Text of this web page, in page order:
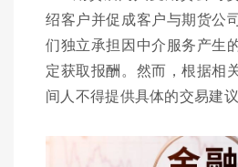
绍客户并促成客户与期货公
们独立承担因中介服务产生
定获取报酬。然而，根据相
间人不得提供具体的交易建